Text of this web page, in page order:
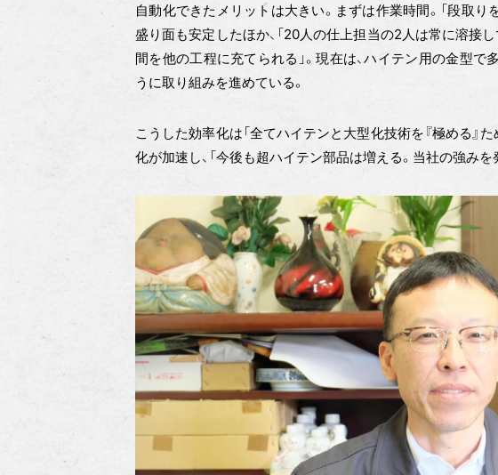
自動化できたメリットは大きい。まずは作業時間。「段取り
盛り面も安定したほか、「20人の仕上担当の2人は常に溶接
間を他の工程に充てられる」。現在は、ハイテン用の金型で
うに取り組みを進めている。
こうした効率化は「全てハイテンと大型化技術を『極める』た
化が加速し、「今後も超ハイテン部品は増える。当社の強みを